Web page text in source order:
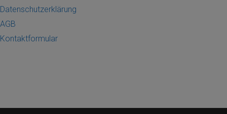
Datenschutzerklärung
AGB
Kontaktformular